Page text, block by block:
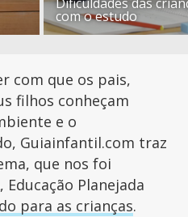
com o estudo
com que os pais,
filhos conheçam
e o
Guiainfantil.com traz
que nos foi
Educação Planejada
para as crianças.